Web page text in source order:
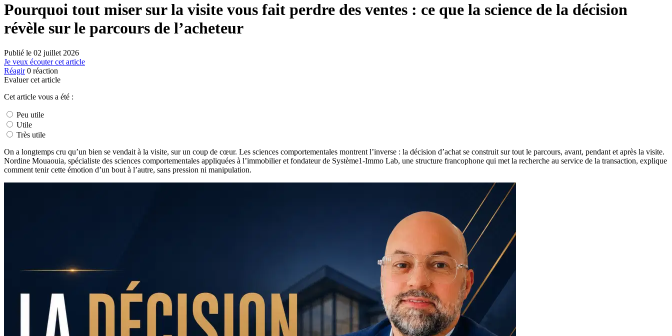
Pourquoi tout miser sur la visite vous fait perdre des ventes : ce que la science de la décision
révèle sur le parcours de l’acheteur
Publié le 02 juillet 2026
Je veux écouter cet article
Réagir 0 réaction
Evaluer cet article
Cet article vous a été :
Peu utile
Utile
Très utile
On a longtemps cru qu’un bien se vendait à la visite, sur un coup de cœur. Les sciences comportementales montrent l’inverse : la décision d’achat se construit sur tout le parcours, avant, pendant et après la visite.
Nordine Mouaouia, spécialiste des sciences comportementales appliquées à l’immobilier et fondateur de Système1-Immo Lab, une structure francophone qui met la recherche au service de la transaction, explique
comment tenir cette émotion d’un bout à l’autre, sans pression ni manipulation.